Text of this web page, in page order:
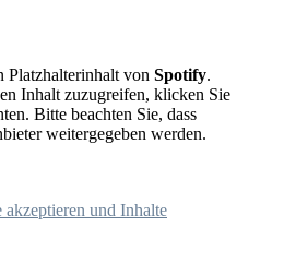
Platzhalterinhalt von Spotify.
Inhalt zuzugreifen, klicken Sie
Bitte beachten Sie, dass
weitergegeben werden.
und Inhalte